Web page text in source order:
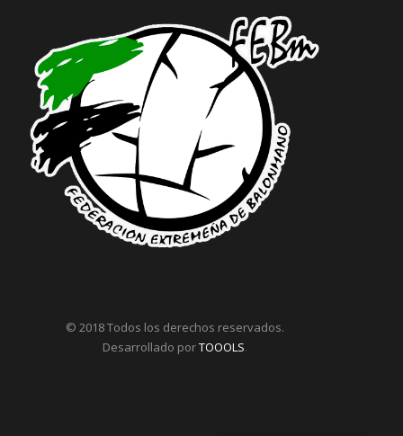
© 2018 Todos los derechos reservados.
Desarrollado porTOOOLS.